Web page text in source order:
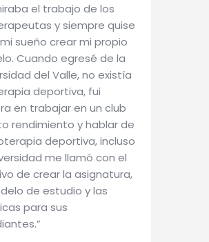
el trabajo de los
y siempre quise
sueño crear mi propio
Cuando egresé de la
del Valle, no existía
deportiva, fui
en trabajar en un club
rendimiento y hablar de
deportiva, incluso
me llamó con el
de crear la asignatura,
de estudio y las
para sus